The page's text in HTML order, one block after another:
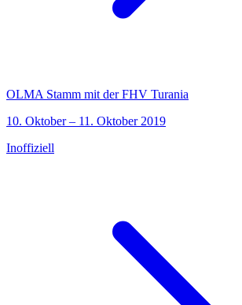
OLMA Stamm mit der FHV Turania
10. Oktober – 11. Oktober 2019
Inoffiziell